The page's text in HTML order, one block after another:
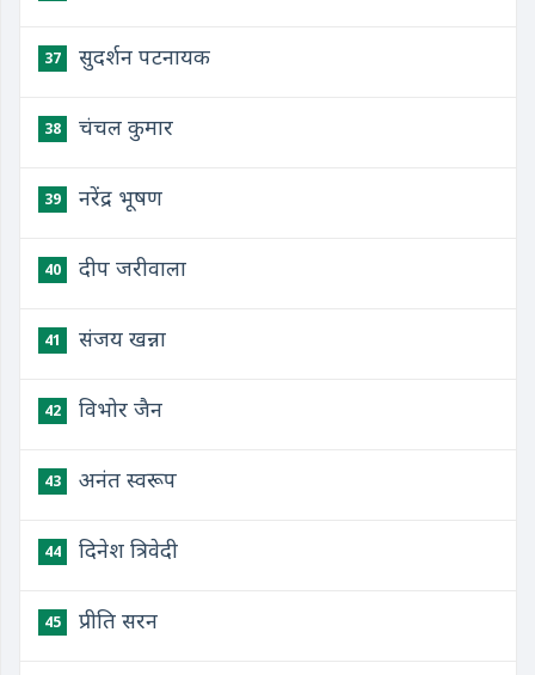
37 सुदर्शन पटनायक
38 चंचल कुमार
39 नरेंद्र भूषण
40 दीप जरीवाला
41 संजय खन्ना
42 विभोर जैन
43 अनंत स्वरूप
44 दिनेश त्रिवेदी
45 प्रीति सरन